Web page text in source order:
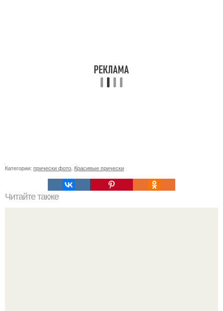
Категории: прически фото Красивые прически
Читайте также